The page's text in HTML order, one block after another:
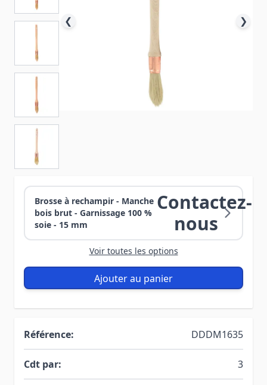
Brosse à rechampir - Manche
bois brut - Garnissage 100 %
soie - 15 mm
Contactez-
nous
Voir toutes les options
Ajouter au panier
Référence: DDDM1635
Cdt par: 3
❮ ❯